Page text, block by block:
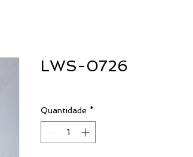
LWS-0726
Quantidade *